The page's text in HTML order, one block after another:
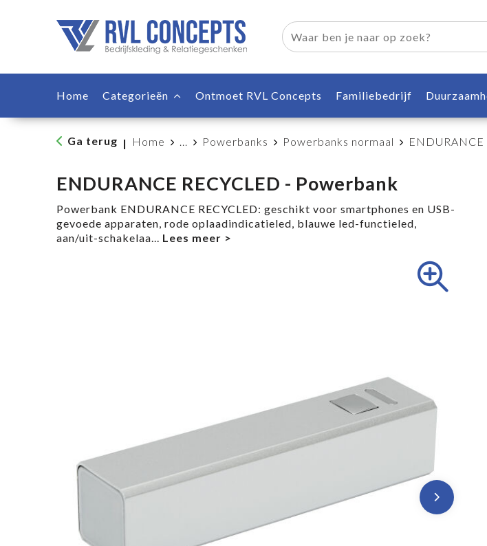
Home Categorieën Ontmoet RVL Concepts Familiebedrijf
Ga terug | Home ... Powerbanks Powerbanks normaal
ENDURANCE RECYCLED - Powerbank
Powerbank ENDURANCE RECYCLED: geschikt voor smartphones en USB-
gevoede apparaten, rode oplaadindicatieled, blauwe led-functieled,
aan/uit-schakelaa...